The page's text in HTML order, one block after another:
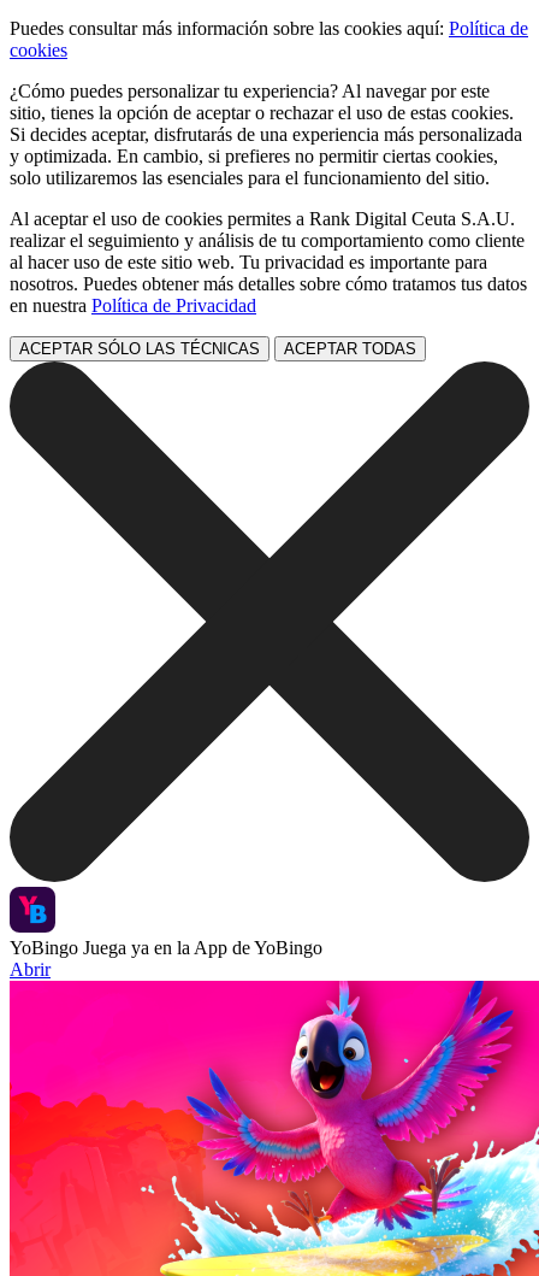
Puedes consultar más información sobre las cookies aquí: Política de
cookies
¿Cómo puedes personalizar tu experiencia? Al navegar por este
sitio, tienes la opción de aceptar o rechazar el uso de estas cookies.
Si decides aceptar, disfrutarás de una experiencia más personalizada
y optimizada. En cambio, si prefieres no permitir ciertas cookies,
solo utilizaremos las esenciales para el funcionamiento del sitio.
Al aceptar el uso de cookies permites a Rank Digital Ceuta S.A.U.
realizar el seguimiento y análisis de tu comportamiento como cliente
al hacer uso de este sitio web. Tu privacidad es importante para
nosotros. Puedes obtener más detalles sobre cómo tratamos tus datos
en nuestra Política de Privacidad
ACEPTAR SÓLO LAS TÉCNICAS ACEPTAR TODAS
YoBingo Juega ya en la App de YoBingo
Abrir